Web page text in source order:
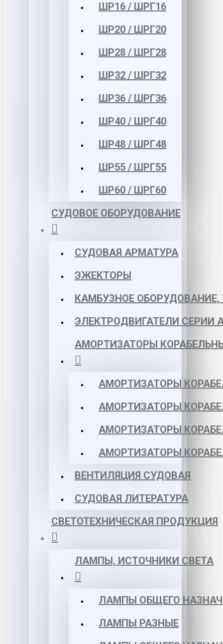
ШР16 / ШРГ16
ШР20 / ШРГ20
ШР28 / ШРГ28
ШР32 / ШРГ32
ШР36 / ШРГ36
ШР40 / ШРГ40
ШР48 / ШРГ48
ШР55 / ШРГ55
ШР60 / ШРГ60
СУДОВОЕ ОБОРУДОВАНИЕ
СУДОВАЯ АРМАТУРА
ЭЖЕКТОРЫ
КАМБУЗНОЕ
ЭЛЕКТРОДВИГАТЕЛИ СЕРИИ
АМОРТИЗАТОРЫ
АМОРТИЗАТОРЫ
АМОРТИЗАТОРЫ
АМОРТИЗАТОРЫ
АМОРТИЗАТОРЫ
ВЕНТИЛЯЦИЯ СУДОВАЯ
СУДОВАЯ ЛИТЕРАТУРА
СВЕТОТЕХНИЧЕСКАЯ ПРОДУКЦИЯ
ЛАМПЫ, ИСТОЧНИКИ СВЕТА
ЛАМПЫ ОБЩЕГО
ЛАМПЫ РАЗНЫЕ